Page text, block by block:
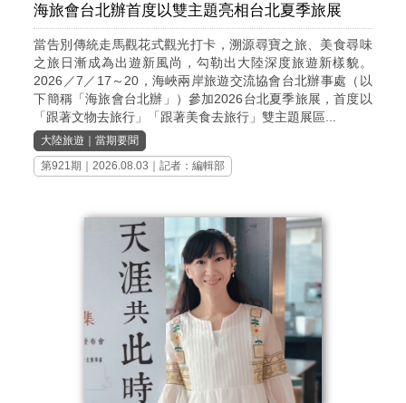
海旅會台北辦首度以雙主題亮相台北夏季旅展
當告別傳統走馬觀花式觀光打卡，溯源尋寶之旅、美食尋味
之旅日漸成為出遊新風尚，勾勒出大陸深度旅遊新樣貌。
2026／7／17～20，海峽兩岸旅遊交流協會台北辦事處（以
下簡稱「海旅會台北辦」）參加2026台北夏季旅展，首度以
「跟著文物去旅行」「跟著美食去旅行」雙主題展區...
大陸旅遊 ｜當期要聞
第921期
｜2026.08.03｜記者：編輯部